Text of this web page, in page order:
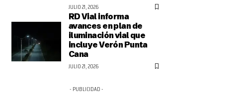
JULIO 21, 2026
RD Vial informa
avances en plan de
iluminación vial que
incluye Verón Punta
Cana
JULIO 21, 2026
- PUBLICIDAD -